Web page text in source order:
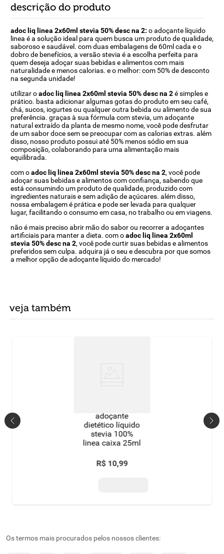
descrição do produto
adoc liq linea 2x60ml stevia 50% desc na 2: o adoçante líquido
linea é a solução ideal para quem busca um produto de qualidade,
saboroso e saudável. com duas embalagens de 60ml cada e o
dobro de benefícios, a versão stevia é a escolha perfeita para
quem deseja adoçar suas bebidas e alimentos com mais
naturalidade e menos calorias. e o melhor: com 50% de desconto
na segunda unidade!
utilizar oadoc liq linea 2x60ml stevia 50% desc na 2é simples e
prático. basta adicionar algumas gotas do produto em seu café,
chá, sucos, iogurtes ou qualquer outra bebida ou alimento de sua
preferência. graças à sua fórmula com stevia, um adoçante
natural extraído da planta de mesmo nome, você pode desfrutar
de um sabor doce sem se preocupar com as calorias extras. além
disso, nosso produto possui até 50% menos sódio em sua
composição, colaborando para uma alimentação mais
equilibrada.
com oadoc liq linea 2x60ml stevia 50% desc na 2, você pode
adoçar suas bebidas e alimentos com confiança, sabendo que
está consumindo um produto de qualidade, produzido com
ingredientes naturais e sem adição de açúcares. além disso,
nossa embalagem é prática e pode ser levada para qualquer
lugar, facilitando o consumo em casa, no trabalho ou em viagens.
não é mais preciso abrir mão do sabor ou recorrer a adoçantes
artificiais para manter a dieta. com oadoc liq linea 2x60ml
stevia 50% desc na 2, você pode curtir suas bebidas e alimentos
preferidos sem culpa. adquira já o seu e descubra por que somos
a melhor opção de adoçante líquido do mercado!
veja também
adoçante
dietético líquido
stevia 100%
linea caixa 25ml
R$ 10,99
Os termos mais procurados pelos nossos clientes: